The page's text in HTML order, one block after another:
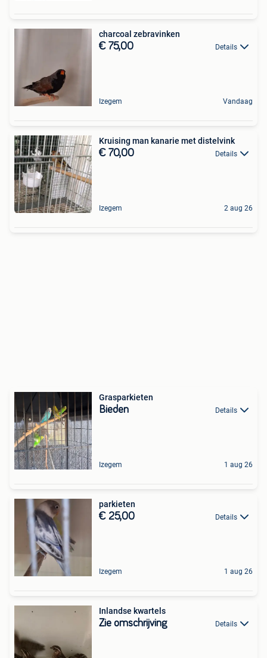
charcoal zebravinken
€ 75,00 Details
Izegem Vandaag
Kruising man kanarie met distelvink
€ 70,00 Details
Izegem 2 aug 26
Grasparkieten
Bieden Details
Izegem 1 aug 26
parkieten
€ 25,00 Details
Izegem 1 aug 26
Inlandse kwartels
Zie omschrijving Details